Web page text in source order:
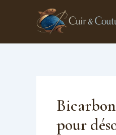
pour